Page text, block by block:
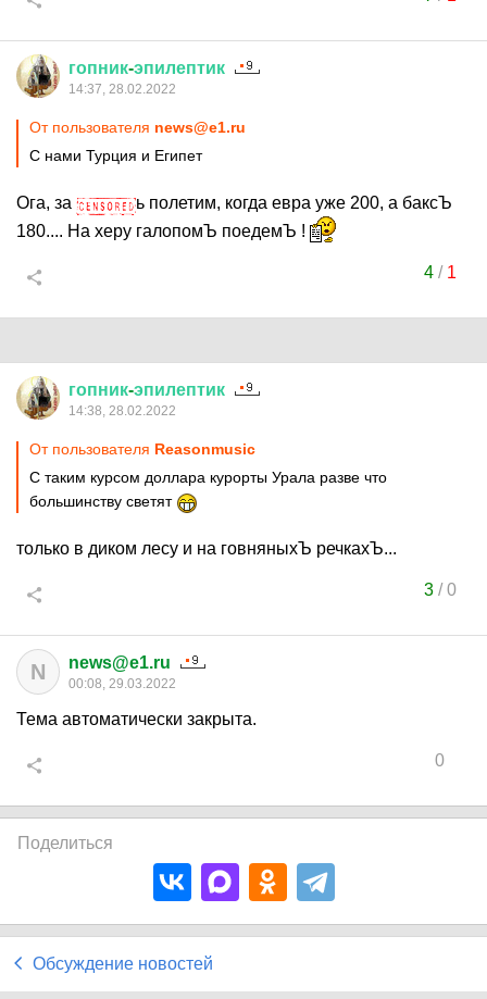
гопник-эпилептик
14:37, 28.02.2022
От пользователя news@e1.ru
С нами Турция и Египет
Ога, за
ь полетим, когда евра уже 200, а баксЪ
180.... На херу галопомЪ поедемЪ !
4/ 1
гопник-эпилептик
14:38, 28.02.2022
От пользователя Reasonmusic
С таким курсом доллара курорты Урала разве что
большинству светят
только в диком лесу и на говняныхЪ речкахЪ...
3/0
N news@e1.ru
00:08, 29.03.2022
Тема автоматически закрыта.
0
Поделиться
Обсуждение новостей